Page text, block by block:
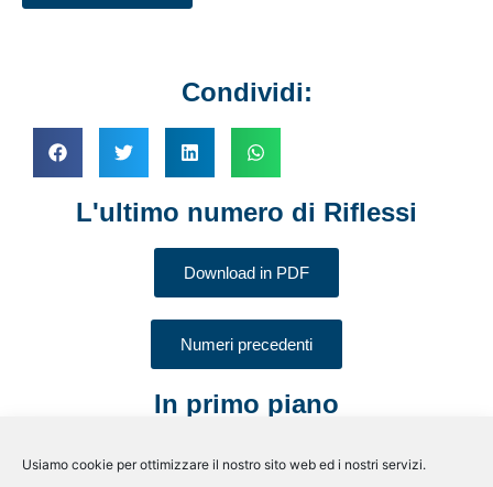
Usiamo cookie per ottimizzare il nostro sito web ed i nostri servizi.
Condividi:
L'ultimo numero di Riflessi
Download in PDF
Numeri precedenti
In primo piano
Iscriviti alla newsletter